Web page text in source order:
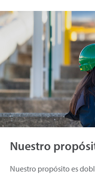
Nuestro
Nuestro propósito es